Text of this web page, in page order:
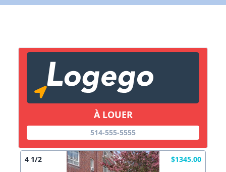
À LOUER
514-555-5555
4 1/2 $1345.00
Copier lien
X Fermer Envoyez